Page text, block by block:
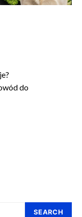
OF CONTENT
do
SEARCH